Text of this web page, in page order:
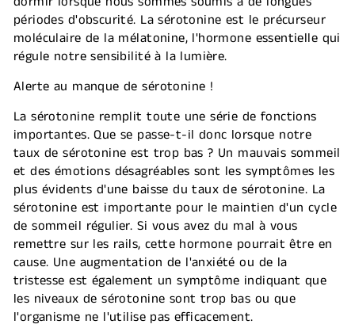
périodes d'obscurité. La sérotonine est le précurseur
moléculaire de la mélatonine, l'hormone essentielle qui
régule notre sensibilité à la lumière.
Alerte au manque de sérotonine !
La sérotonine remplit toute une série de fonctions
importantes. Que se passe-t-il donc lorsque notre
taux de sérotonine est trop bas ? Un mauvais sommeil
et des émotions désagréables sont les symptômes les
plus évidents d'une baisse du taux de sérotonine. La
sérotonine est importante pour le maintien d'un cycle
de sommeil régulier. Si vous avez du mal à vous
remettre sur les rails, cette hormone pourrait être en
cause. Une augmentation de l'anxiété ou de la
tristesse est également un symptôme indiquant que
les niveaux de sérotonine sont trop bas ou que
l'organisme ne l'utilise pas efficacement.